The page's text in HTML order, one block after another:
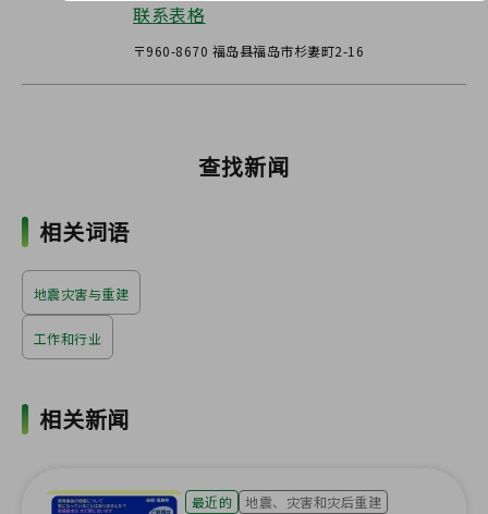
联系表格
〒960-8670 福岛县福岛市杉妻町2-16
查找新闻
相关词语
地震灾害与重建
工作和行业
相关新闻
最近的 地震、灾害和灾后重建